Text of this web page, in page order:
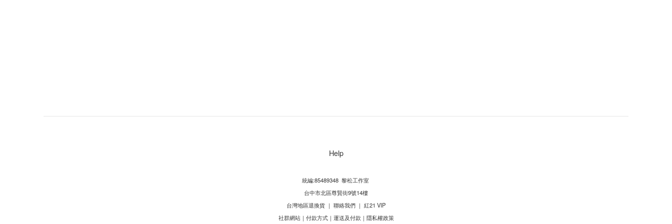
Help
統編:85489348 黎松工作室
台中市北區尊賢街9號14樓
台灣地區退換貨 ｜ 聯絡我們 ｜ 紅21 VIP
社群網站｜ 付款方式｜ 運送及付款 ｜ 隱私權政策